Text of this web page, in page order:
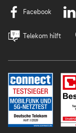
Facebook
Telekom hilft